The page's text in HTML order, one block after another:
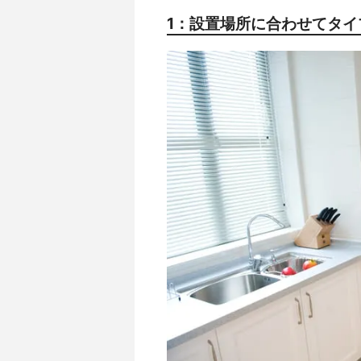
1：設置場所に合わせてタ